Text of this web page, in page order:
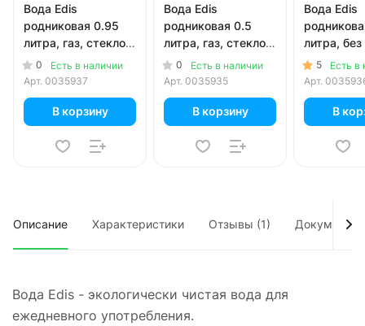
Вода Edis
родниковая 0.95
литра, газ, стекло,
6 шт. в уп.
0
Есть в наличии
Арт. 0035937
В корзину
Вода Edis
родниковая 0.5
литра, газ, стекло,
12 шт. в уп.
0
Есть в наличии
Арт. 0035935
В корзину
Вода Edis
литра, без
стекло, 6
5
Есть в
Арт.
В
Описание Характеристики Отзывы (1) Документы
Вода Edis - экологически чистая вода для
ежедневного употребления.